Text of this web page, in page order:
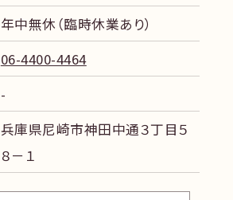
年中無休（臨時休業あり）
06-4400-4464
-
兵庫県尼崎市神田中通３丁目５
８－１